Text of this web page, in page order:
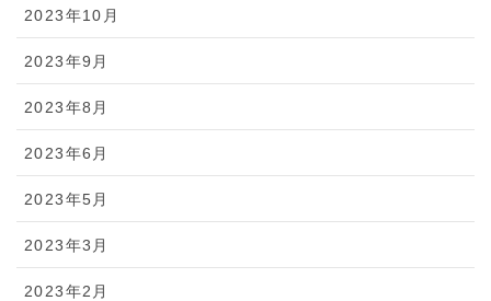
2023年10月
2023年9月
2023年8月
2023年6月
2023年5月
2023年3月
2023年2月